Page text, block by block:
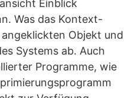
Einblick
Was das Kontext-
Objekt und
Systems ab. Auch
Programme, wie